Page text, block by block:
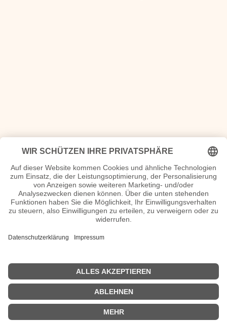
Spider Murphy Gang Seiten, Steckbrief, Kurzbio etc.
n.n.v. - Die offizielle Spider Murphy Gang Homepage
Videos Spider Murphy Gang Filme